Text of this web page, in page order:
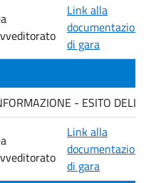
Link alla
documentazione
di gara
- ESITO
Link alla
documentazione
di gara